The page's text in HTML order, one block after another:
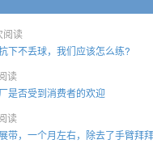
阅读
下不丢球，我们应该怎么练?
读
是否受到消费者的欢迎
读
带，一个月左右，除去了手臂拜